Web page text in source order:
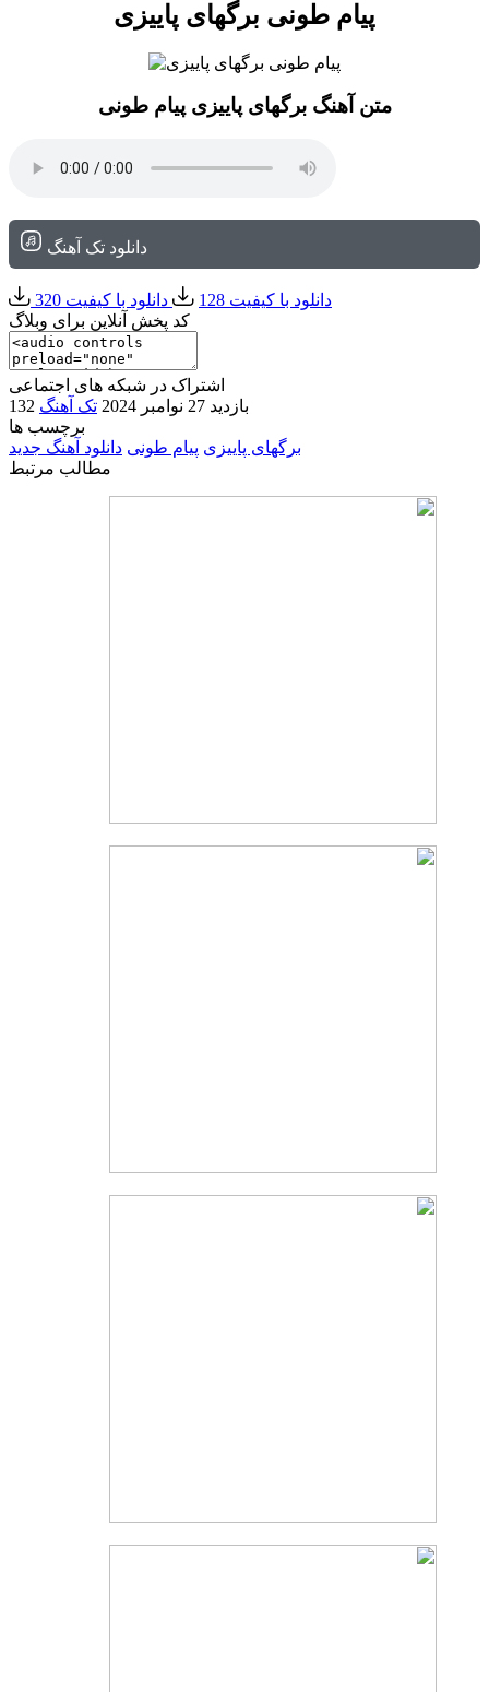
پیام طونی برگهای پاییزی
متن آهنگ برگهای پاییزی پیام طونی
دانلود تک آهنگ
دانلود با کیفیت 128
دانلود با کیفیت 320
کد پخش آنلاین برای وبلاگ
اشتراک در شبکه های اجتماعی
132 بازدید 27 نوامبر 2024
تک آهنگ
برچسب ها
برگهای پاییزی پیام طونی دانلود آهنگ جدید
مطالب مرتبط